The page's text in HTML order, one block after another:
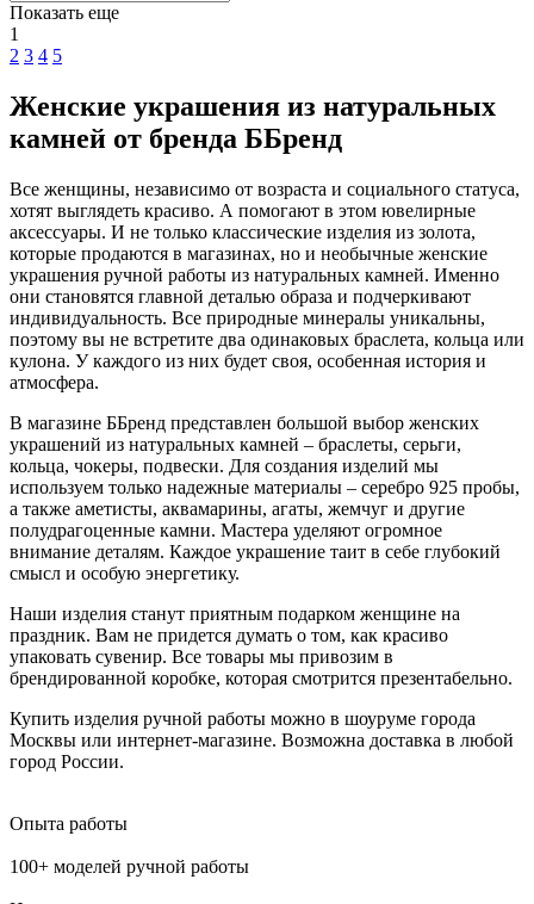
Показать еще
1
2 3 4 5
Женские украшения из натуральных
камней от бренда ББренд
Все женщины, независимо от возраста и социального статуса,
хотят выглядеть красиво. А помогают в этом ювелирные
аксессуары. И не только классические изделия из золота,
которые продаются в магазинах, но и необычные женские
украшения ручной работы из натуральных камней. Именно
они становятся главной деталью образа и подчеркивают
индивидуальность. Все природные минералы уникальны,
поэтому вы не встретите два одинаковых браслета, кольца или
кулона. У каждого из них будет своя, особенная история и
атмосфера.
В магазине ББренд представлен большой выбор женских
украшений из натуральных камней – браслеты, серьги,
кольца, чокеры, подвески. Для создания изделий мы
используем только надежные материалы – серебро 925 пробы,
а также аметисты, аквамарины, агаты, жемчуг и другие
полудрагоценные камни. Мастера уделяют огромное
внимание деталям. Каждое украшение таит в себе глубокий
смысл и особую энергетику.
Наши изделия станут приятным подарком женщине на
праздник. Вам не придется думать о том, как красиво
упаковать сувенир. Все товары мы привозим в
брендированной коробке, которая смотрится презентабельно.
Купить изделия ручной работы можно в шоуруме города
Москвы или интернет-магазине. Возможна доставка в любой
город России.
Опыта работы
100+ моделей ручной работы